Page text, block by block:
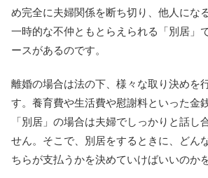
め完全に夫婦関係を断ち切り、他人にな
一時的な不仲ともとらえられる「別居」
ースがあるのです。
離婚の場合は法の下、様々な取り決めを
す。養育費や生活費や慰謝料といった金
「別居」の場合は夫婦でしっかりと話し
せん。そこで、別居をするときに、どん
ちらが支払うかを決めていけばいいのか